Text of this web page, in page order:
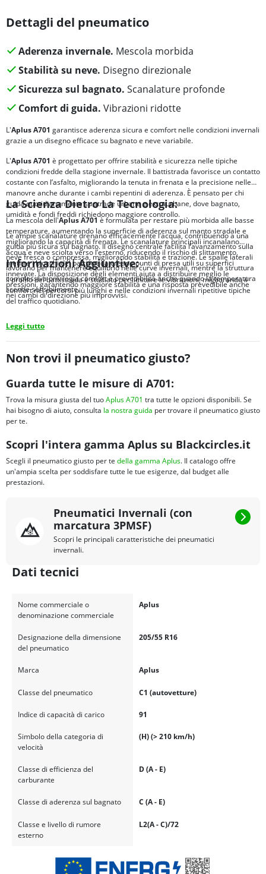
Dettagli del pneumatico
Aderenza invernale. Mescola morbida
Stabilità su neve. Disegno direzionale
Sicurezza sul bagnato. Scanalature profonde
Comfort di guida. Vibrazioni ridotte
L'Aplus A701 garantisce aderenza sicura e comfort nelle condizioni invernali
grazie a un disegno efficace su bagnato e neve variabile.
L'Aplus A701 è progettato per offrire stabilità e sicurezza nelle tipiche
condizioni fredde della stagione invernale. Il battistrada favorisce un contatto
costante con l’asfalto, migliorando la tenuta in frenata e la precisione nelle
manovre anche durante i cambi repentini di aderenza. È pensato per chi
guida quotidianamente su strade urbane e extraurbane, dove bagnato,
umidità e fondi freddi richiedono maggiore controllo.
Le ampie scanalature drenano efficacemente l’acqua, contribuendo a una
guida più sicura sul bagnato. Il disegno centrale facilita l’avanzamento sulla
neve fresca o compressa, migliorando stabilità e trazione. Le spalle laterali
lavorano per mantenere equilibrio nelle curve invernali, mentre la struttura
complessiva privilegia comfort e prevedibilità anche quando la temperatura
scende sensibilmente.
La Scienza Dietro La Tecnologia:
La mescola dell'Aplus A701è formulata per restare più morbida alle basse
temperature, aumentando la superficie di aderenza sul manto stradale e
migliorando la capacità di frenata. Le scanalature principali incanalano
acqua e neve sciolta verso l’esterno, riducendo il rischio di slittamento,
mentre i blocchi del battistrada creano punti di presa utili su superfici
innevate. La disposizione degli elementi aiuta a distribuire meglio le
pressioni, garantendo maggiore stabilità e una risposta prevedibile anche
nei cambi di direzione più improvvisi.
Informazioni Aggiuntive:
Il profilo del battistrada è studiato per limitare le vibrazioni, migliorando il
comfort nei percorsi più lunghi e nelle condizioni invernali ripetitive tipiche
del traffico quotidiano.
Leggi tutto
Non trovi il pneumatico giusto?
Guarda tutte le misure di A701:
Trova la misura giusta del tuoAplus A701 tra tutte le opzioni disponibili. Se
hai bisogno di aiuto, consulta la nostra guida per trovare il pneumatico giusto
per te.
Scopri l'intera gamma Aplus su Blackcircles.it
Scegli il pneumatico giusto per te della gamma Aplus. Il catalogo offre
un'ampia scelta per soddisfare tutte le tue esigenze, dal budget alle
prestazioni.
Pneumatici Invernali (con
marcatura 3PMSF)
Scopri le principali caratteristiche dei pneumatici
invernali.
Dati tecnici
Nome commerciale o
denominazione commerciale
Aplus
Designazione della dimensione
del pneumatico
205/55 R16
Marca Aplus
Classe del pneumatico C1 (autovetture)
Indice di capacità di carico 91
Simbolo della categoria di
velocità
(H) (> 210 km/h)
Classe di efficienza del
carburante
D (A - E)
Classe di aderenza sul bagnato C (A - E)
Classe e livello di rumore
esterno
L2(A - C)/72